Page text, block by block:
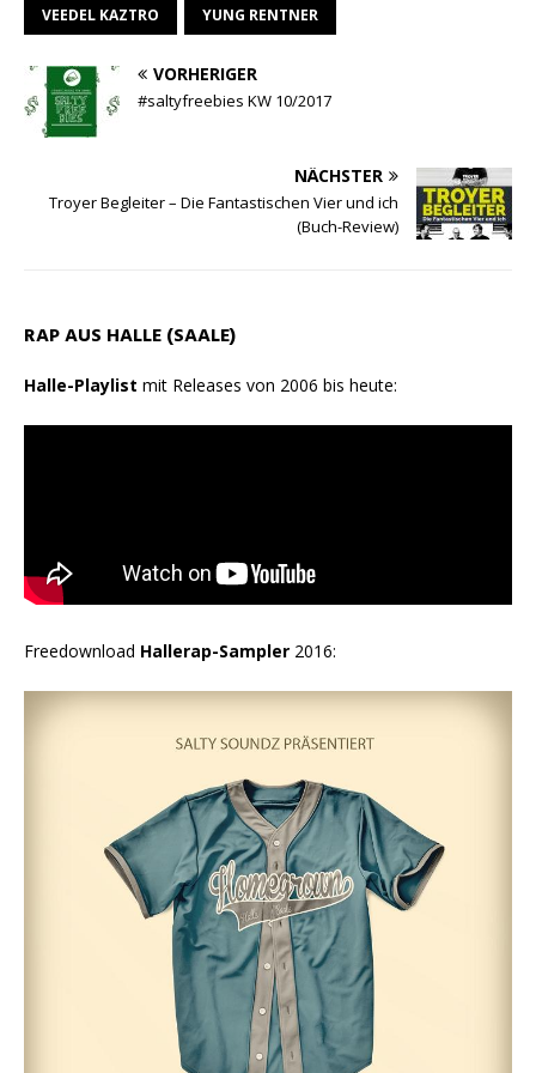
VEEDEL KAZTRO YUNG RENTNER
VORHERIGER
#saltyfreebies KW 10/2017
NÄCHSTER
Troyer Begleiter – Die Fantastischen Vier und ich
(Buch-Review)
RAP AUS HALLE (SAALE)
Halle-Playlist mit Releases von 2006 bis heute:
Freedownload Hallerap-Sampler 2016: